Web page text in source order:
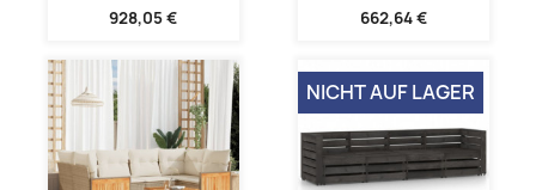
928,05 € 662,64 €
NICHT AUF LAGER